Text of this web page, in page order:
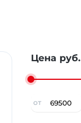
Цена руб.
от